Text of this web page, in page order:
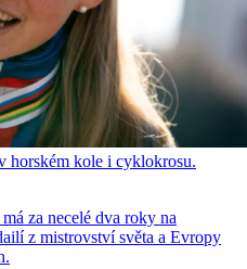
horském kole i cyklokrosu.
za necelé dva roky na
z mistrovství světa a Evropy